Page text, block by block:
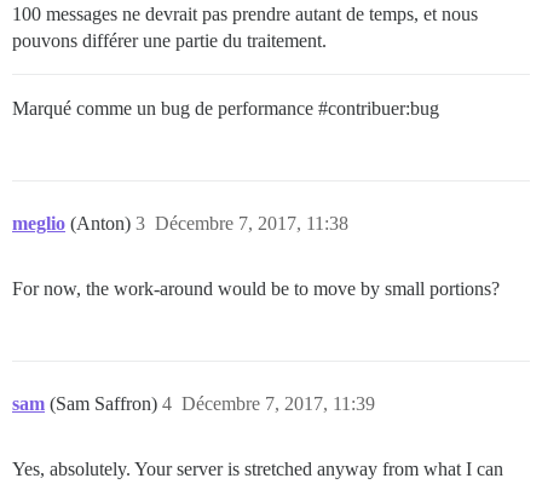
100 messages ne devrait pas prendre autant de temps, et nous
pouvons différer une partie du traitement.
Marqué comme un bug de performance #contribuer:bug
meglio (Anton) Décembre 7, 2017, 11:38
3
For now, the work-around would be to move by small portions?
sam (Sam Saffron) Décembre 7, 2017, 11:39
4
Yes, absolutely. Your server is stretched anyway from what I can